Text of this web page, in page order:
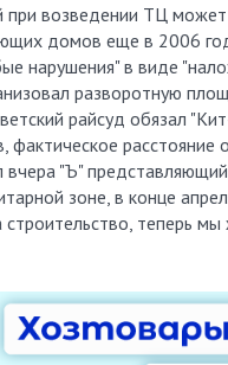
возведении ТЦ может
домов еще в 2006
нарушения" в виде
разворотную
райсуд обязал
вчера "Ъ"
зоне, в конце
теперь